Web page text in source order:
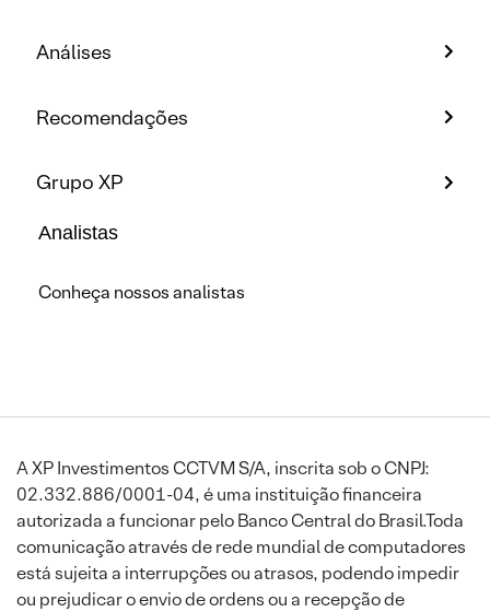
Análises
Recomendações
Grupo XP
Analistas
Conheça nossos analistas
A XP Investimentos CCTVM S/A, inscrita sob o CNPJ:
02.332.886/0001-04, é uma instituição financeira
autorizada a funcionar pelo Banco Central do Brasil.Toda
comunicação através de rede mundial de computadores
está sujeita a interrupções ou atrasos, podendo impedir
ou prejudicar o envio de ordens ou a recepção de